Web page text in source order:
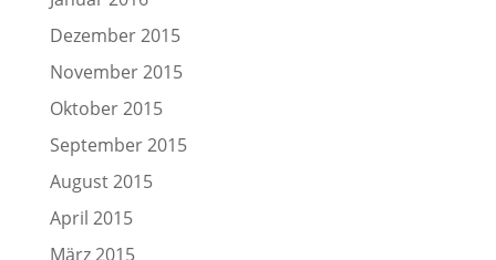
Dezember 2015
November 2015
Oktober 2015
September 2015
August 2015
April 2015
März 2015